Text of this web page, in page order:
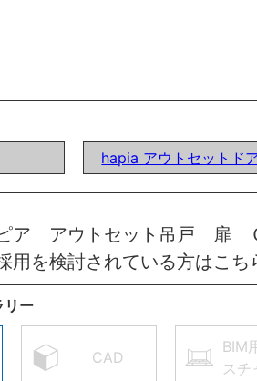
hapia アウトセットド
ア アウトセット吊戸 扉
用を検討されている方はこ
リー
CAD
BIM
スチ